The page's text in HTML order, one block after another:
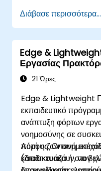
Να εφαρμόζουν
επιθέσεων
επιθέσεων σε
Να διασφαλίζουν
οδηγίες του AI
Διάβασε περισσότερα...
Edge &
Εργασίας
Python21 Ώρες
Edge & Lightweight
εκπαιδευτικό
ανάπτυξη φόρτων
νοημοσύνης σε
πόρους. Οι
κατασκευάζουν, να
Αυτή η ζωντανή
(διαδικτυακά ή στον